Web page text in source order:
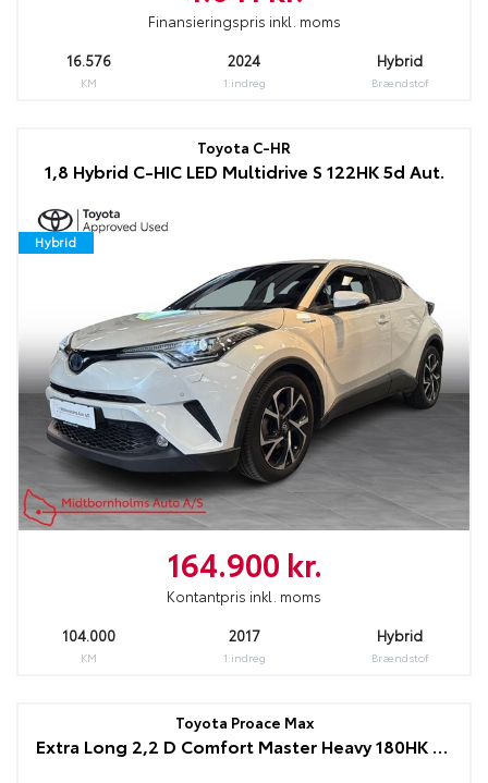
Finansieringspris inkl. moms
16.576
KM
2024
1.indreg
Hybrid
Brændstof
Toyota C-HR
1,8 Hybrid C-HIC LED Multidrive S 122HK 5d Aut.
Hybrid
164.900 kr.
Kontantpris inkl. moms
104.000
KM
2017
1.indreg
Hybrid
Brændstof
Toyota Proace Max
Extra Long 2,2 D Comfort Master Heavy 180HK DobKab 6g Aut.